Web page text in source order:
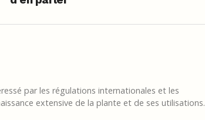
par les régulations internationales et les
extensive de la plante et de ses utilisations.